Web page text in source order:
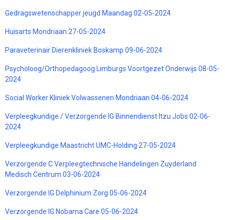
Gedragswetenschapper jeugd Maandag 02-05-2024
Huisarts Mondriaan 27-05-2024
Paraveterinair Dierenkliniek Boskamp 09-06-2024
Psycholoog/Orthopedagoog Limburgs Voortgezet Onderwijs 08-05-
2024
Social Worker Kliniek Volwassenen Mondriaan 04-06-2024
Verpleegkundige / Verzorgende IG Binnendienst Itzu Jobs 02-06-
2024
Verpleegkundige Maastricht UMC-Holding 27-05-2024
Verzorgende C Verpleegtechnische Handelingen Zuyderland
Medisch Centrum 03-06-2024
Verzorgende IG Delphinium Zorg 05-06-2024
Verzorgende IG Nobama Care 05-06-2024